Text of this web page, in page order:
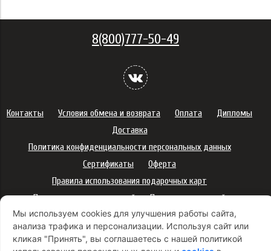
Мы используем cookies для улучшения работы сайта,
анализа трафика и персонализации. Используя сайт или
кликая "Принять", вы соглашаетесь с нашей политикой
8(800)777-50-49
Контакты Условия обмена и возврата Оплата
Дипломы
Доставка
Политика конфиденциальности персональных данных
Сертификаты
Оферта
Правила использования подарочных карт
Правила ухода за одеждой
Политика платежей
Условия использования Cookie-файлов
Согласие на рекламную рассылку